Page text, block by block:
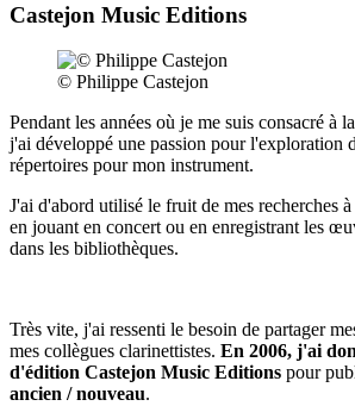
Castejon Music Editions
© Philippe Castejon
Pendant les années où je me suis consacré à
j'ai développé une passion pour l'exploration
répertoires pour mon instrument.
J'ai d'abord utilisé le fruit de mes recherches
en jouant en concert ou en enregistrant les
dans les bibliothèques.
Très vite, j'ai ressenti le besoin de partager
mes collègues clarinettistes. En 2006, j'ai
d'édition Castejon Music Editions pour
ancien / nouveau.